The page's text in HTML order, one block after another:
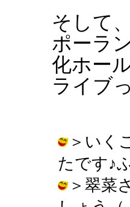
そして
ポーラ
化ホー
ライブ
＞いく
たです♪
＞翠菜